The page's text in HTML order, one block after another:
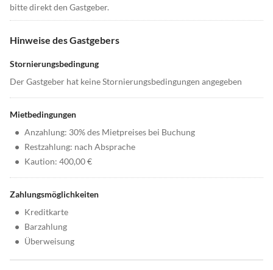
bitte direkt den Gastgeber.
Hinweise des Gastgebers
Stornierungsbedingung
Der Gastgeber hat keine Stornierungsbedingungen angegeben
Mietbedingungen
• Anzahlung: 30% des Mietpreises bei Buchung
• Restzahlung: nach Absprache
• Kaution: 400,00 €
Zahlungsmöglichkeiten
• Kreditkarte
• Barzahlung
• Überweisung